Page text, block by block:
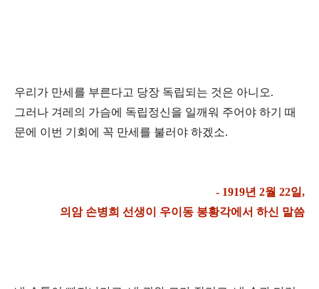
우리가 만세를 부른다고 당장 독립되는 것은 아니오.
그러나 겨레의 가슴에 독립정신을 일깨워 주어야 하기 때
문에 이번 기회에 꼭 만세를 불러야 하겠소.
- 1919년 2월 22일,
의암 손병희 선생이 우이동 봉황각에서 하신 말씀